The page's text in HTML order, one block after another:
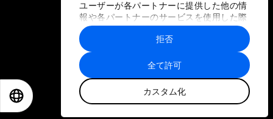
ユーザーが各パートナーに提供した他の情
報や各パートナーのサービスを使用した際
に収集された情報と組み合わされ、各パー
トナーによって使用されることがありま
す。
全て許可
カスタム化
拒否
プライバシーポリシーと利用規約
サイトマップ
©
世界経済フォーラム